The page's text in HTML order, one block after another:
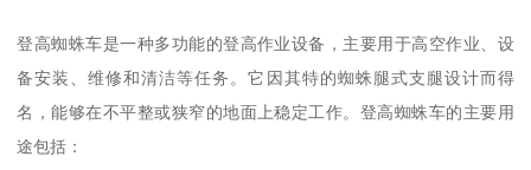
登高蜘蛛车是一种多功能的登高作业设备，主要用于高空作业、设
备安装、维修和清洁等任务。它因其特的蜘蛛腿式支腿设计而得
名，能够在不平整或狭窄的地面上稳定工作。登高蜘蛛车的主要用
途包括：